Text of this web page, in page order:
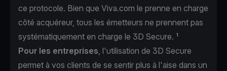
ce protocole. Bien que Viva.com le prenne en charge
côté acquéreur, tous les émetteurs ne prennent pas
systématiquement en charge le 3D Secure. ¹
Pour les entreprises, l'utilisation de 3D Secure
permet à vos clients de se sentir plus à l'aise dans un